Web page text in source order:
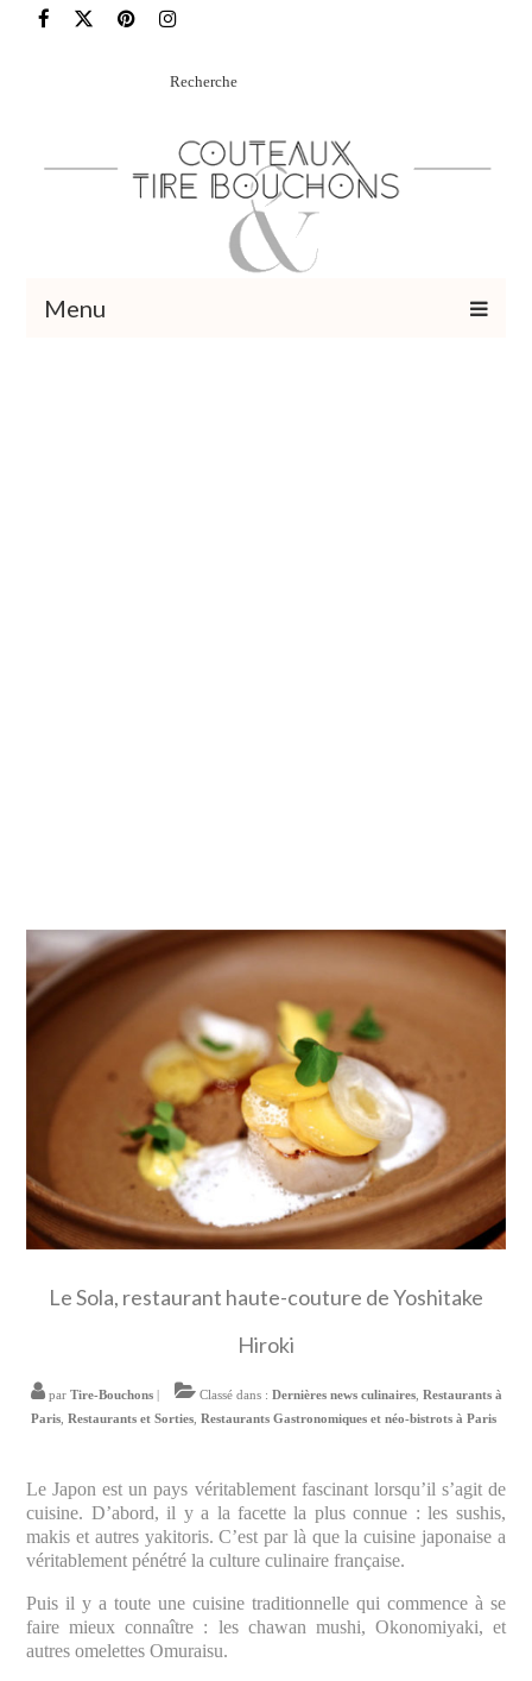
Rechercher
Menu
Le Sola, restaurant haute-couture de Yoshitake
Hiroki
par Tire-Bouchons| Classé dans : Dernières news culinaires, Restaurants à
Paris, Restaurants et Sorties, Restaurants Gastronomiques et néo-bistrots à Paris
Le Japon est un pays véritablement fascinant lorsqu’il s’agit de
cuisine. D’abord, il y a la facette la plus connue : les sushis,
makis et autres yakitoris. C’est par là que la cuisine japonaise a
véritablement pénétré la culture culinaire française.
Puis il y a toute une cuisine traditionnelle qui commence à se
faire mieux connaître : les chawan mushi, Okonomiyaki, et
autres omelettes Omuraisu.